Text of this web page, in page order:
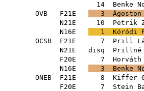
14
Benke
OVB F21E 3
N21E 10 Petrik
N16E
1 Kóródi
OCSB F21E 7 Prill
N21E disq Prillné
F20E 7
N16E
3 Benke
ONEB F21E 8
Kiffer
F20E 7
Stein